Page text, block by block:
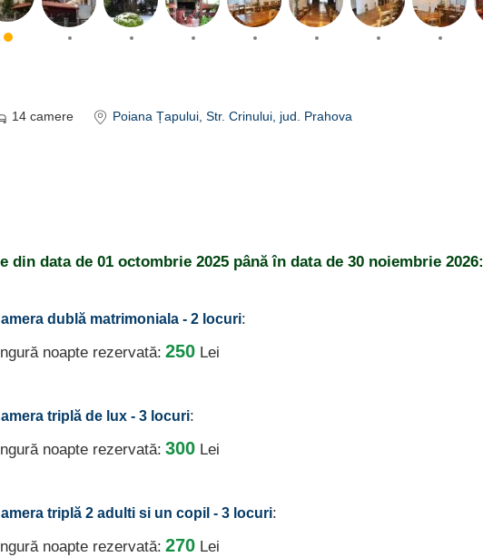
14 camere Poiana Țapului, Str. Crinului, jud. Prahova
din data de 01 octombrie 2025 până în data de 30 noiembrie 2026:
dublă matrimoniala - 2 locuri:
noapte rezervată: 250 Lei
triplă de lux - 3 locuri:
noapte rezervată: 300 Lei
triplă 2 adulti si un copil - 3 locuri:
noapte rezervată: 270 Lei